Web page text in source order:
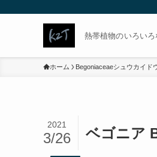
熱帯植物のいろい
ホーム Begoniaceaeシュウカイド
ベゴニア
2021
3/26